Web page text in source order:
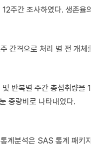
주간 조사하였다. 생존
간격으로 처리 별 전 개체
반복별 주간 총섭취량을
중량비로 나타내었다.
통계분석은 SAS 통계